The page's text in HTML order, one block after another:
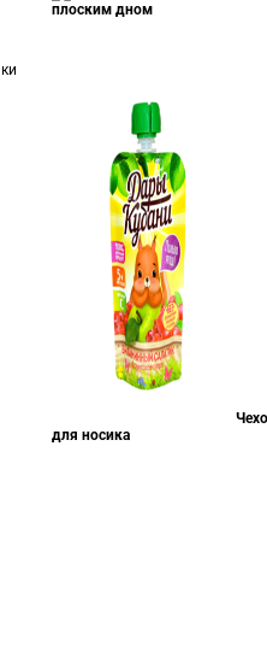
плоским дном
для носика